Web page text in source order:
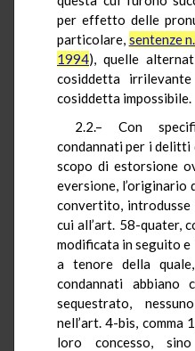
per effetto delle
particolare, sentenze
1994), quelle
cosiddetta
cosiddetta impossibile.
2.2.– Con
condannati per i delitti
scopo di estorsione
eversione, l’originario
convertito,
cui all’art. 58-quater,
modificata in seguito e
a tenore della
condannati abbiano
sequestrato,
nell’art. 4-bis, comma
loro concesso,